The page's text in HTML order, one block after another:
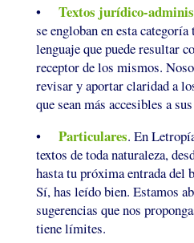
• Textos jurídico-
se engloban en esta
lenguaje que puede resultar
receptor de los mismos.
revisar y aportar claridad a
que sean más accesibles a
• Particulares. En
textos de toda naturaleza,
hasta tu próxima entrada del
Sí, has leído bien. Estamos
sugerencias que nos
tiene límites.